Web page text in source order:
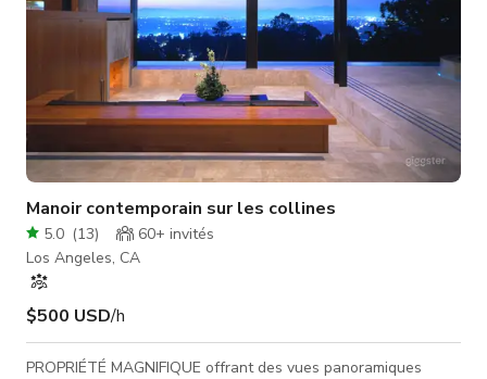
Manoir contemporain sur les collines
5.0 (13) 60+ invités
Los Angeles, CA
$500 USD/h
PROPRIÉTÉ MAGNIFIQUE offrant des vues panoramiques